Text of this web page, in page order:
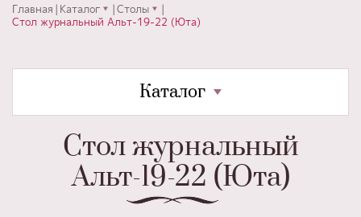
Главная Каталог
Столы
Стол журнальный Альт-19-22 (Юта)
Каталог
Стол журнальный
Альт-19-22 (Юта)